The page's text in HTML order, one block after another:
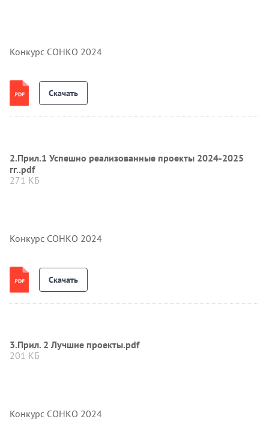
Конкурс СОНКО 2024
Скачать
2.Прил.1 Успешно реализованные проекты 2024-2025
гг..pdf
271 КБ
Конкурс СОНКО 2024
Скачать
3.Прил. 2 Лучшие проекты.pdf
201 КБ
Конкурс СОНКО 2024